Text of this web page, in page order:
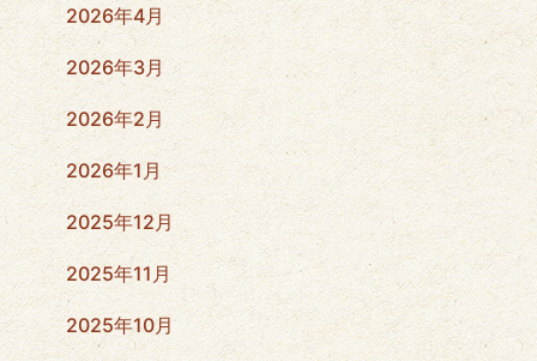
2026年4月
2026年3月
2026年2月
2026年1月
2025年12月
2025年11月
2025年10月